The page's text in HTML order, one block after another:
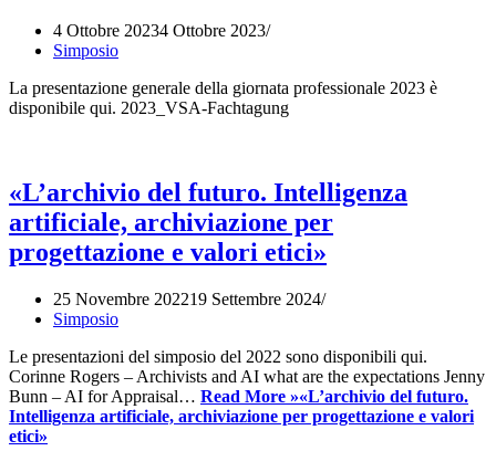
4 Ottobre 20234 Ottobre 2023
Simposio
La presentazione generale della giornata professionale 2023 è
disponibile qui. 2023_VSA-Fachtagung
«L’archivio del futuro. Intelligenza
artificiale, archiviazione per
progettazione e valori etici»
25 Novembre 202219 Settembre 2024
Simposio
Le presentazioni del simposio del 2022 sono disponibili qui.
Corinne Rogers – Archivists and AI what are the expectations Jenny
Bunn – AI for Appraisal… Read More »«L’archivio del futuro.
Intelligenza artificiale, archiviazione per progettazione e valori
etici»